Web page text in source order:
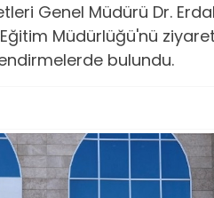
Genel Müdürü Dr. Erdal
Müdürlüğü'nü
bulundu.